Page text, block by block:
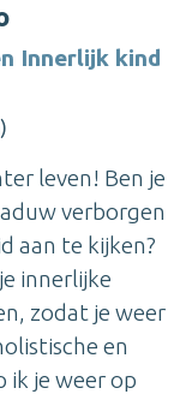
Innerlijk kind
leven! Ben je
verborgen
aan te kijken?
innerlijke
zodat je weer
en
ik je weer op